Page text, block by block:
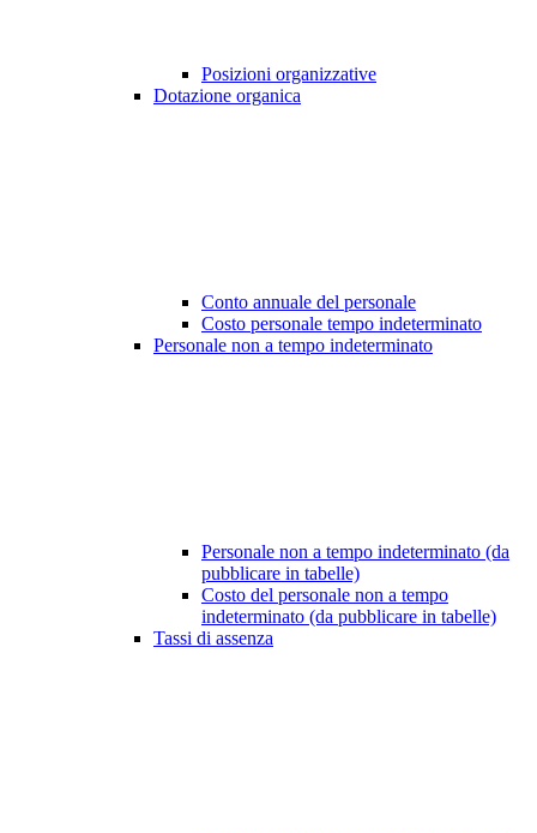
Posizioni organizzative
Dotazione organica
Conto annuale del personale
Costo personale tempo indeterminato
Personale non a tempo indeterminato
Personale non a tempo indeterminato (da
pubblicare in tabelle)
Costo del personale non a tempo
indeterminato (da pubblicare in tabelle)
Tassi di assenza